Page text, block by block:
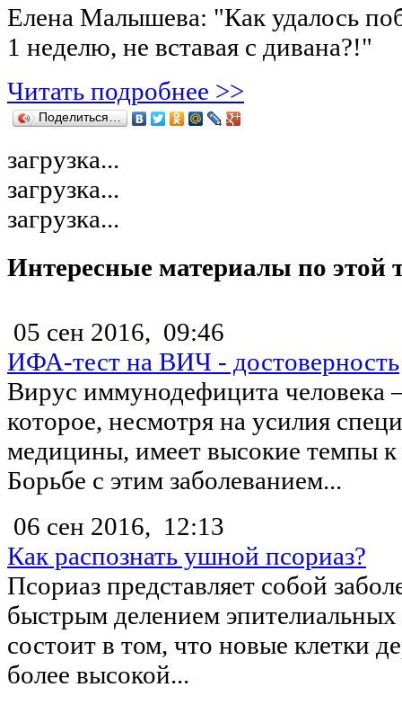
Елена Малышева: "Как удалось
1 неделю, не вставая с дивана?!"
Читать подробнее >>
Поделиться…
загрузка...
загрузка...
загрузка...
Интересные материалы по этой
05 сен 2016, 09:46
ИФА-тест на ВИЧ - достоверность
Вирус иммунодефицита человека
которое, несмотря на усилия
медицины, имеет высокие темпы
Борьбе с этим заболеванием...
06 сен 2016, 12:13
Как распознать ушной псориаз?
Псориаз представляет собой
быстрым делением эпителиальных
состоит в том, что новые клетки
более высокой...